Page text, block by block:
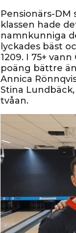
Pensionärs-DM
klassen hade
namnkunniga
lyckades bäst
1209. I 75+
poäng bättre
Annica
Stina
tvåan.